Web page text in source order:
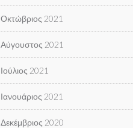
Οκτώβριος 2021
Αύγουστος 2021
Ιούλιος 2021
Ιανουάριος 2021
Δεκέμβριος 2020